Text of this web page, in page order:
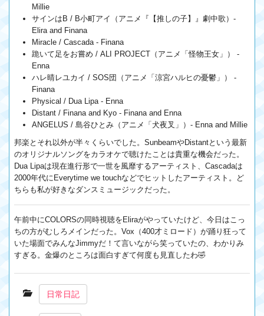
Millie
サインはB / B小町アイ（アニメ『【推しの子】』劇中歌）-
Elira and Finana
Miracle / Cascada - Finana
跪いて足をお嘗め / ALI PROJECT（アニメ「怪物王女」） -
Enna
ハレ晴レユカイ / SOS団（アニメ「涼宮ハルヒの憂鬱」） -
Finana
Physical / Dua Lipa - Enna
Distant / Finana and Kyo - Finana and Enna
ANGELUS / 島谷ひとみ（アニメ「犬夜叉」）- Enna and Millie
邦楽とそれ以外が半々くらいでした。SunbeamやDistantという最新
のオリジナルソングをカラオケで聴けたことは貴重な機会だった。
Dua Lipaは現在進行形で一世を風靡するアーティスト、Cascadaは
2000年代にEverytime we touchなどでヒットしたアーティスト。ど
ちらも私が好きなダンスミュージックだった。
午前中にCOLORSの同時視聴をEliraがやっていたけど、今日はこっ
ちの方がむしろメインだった。Vox（400才ミロード）が踊り狂って
いた場面でみんなJimmyだ！て言いながら笑っていたの、わかりみ
すぎる。金爆のところは面白すぎて何度も見直したわ🤣
日常日記